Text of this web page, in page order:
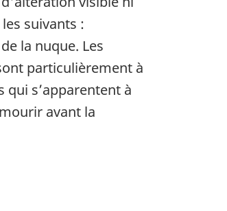
suivants :
la nuque. Les
particulièrement à
qui s’apparentent à
avant la